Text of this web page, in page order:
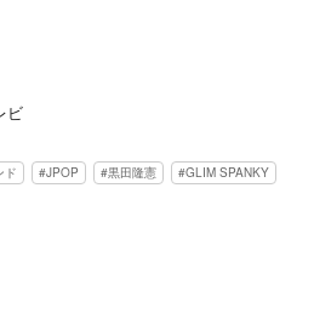
ビ
ド JPOP 黒田隆憲 GLIM SPANKY